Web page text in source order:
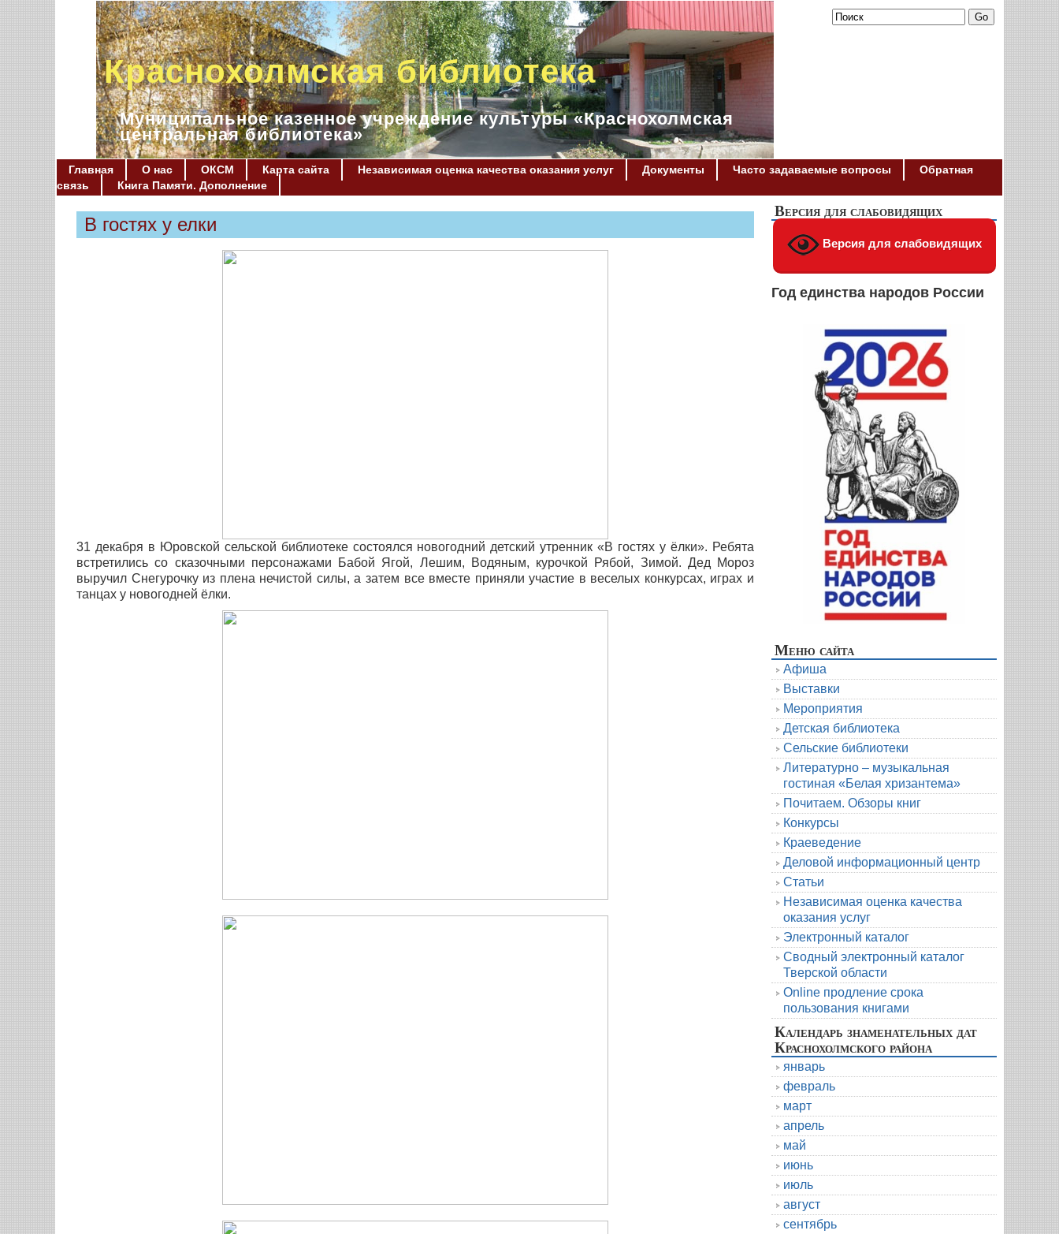
Краснохолмская библиотека
Муниципальное казенное учреждение культуры «Краснохолмская
центральная библиотека»
Главная О нас ОКСМ Карта сайта Независимая оценка качества оказания услуг Документы Часто задаваемые вопросы
Обратная
связь
Книга Памяти. Дополнение
В гостях у елки
31 декабря в Юровской сельской библиотеке состоялся новогодний детский утренник «В гостях у ёлки». Ребята
встретились со сказочными персонажами Бабой Ягой, Лешим, Водяным, курочкой Рябой, Зимой. Дед Мороз
выручил Снегурочку из плена нечистой силы, а затем все вместе приняли участие в веселых конкурсах, играх и
танцах у новогодней ёлки.
Версия для слабовидящих
Версия для слабовидящих
Год единства народов России
Меню сайта
Афиша
Выставки
Мероприятия
Детская библиотека
Сельские библиотеки
Литературно – музыкальная
гостиная «Белая хризантема»
Почитаем. Обзоры книг
Конкурсы
Краеведение
Деловой информационный центр
Статьи
Независимая оценка качества
оказания услуг
Электронный каталог
Сводный электронный каталог
Тверской области
Online продление срока
пользования книгами
Календарь знаменательных дат
Краснохолмского района
январь
февраль
март
апрель
май
июнь
июль
август
сентябрь